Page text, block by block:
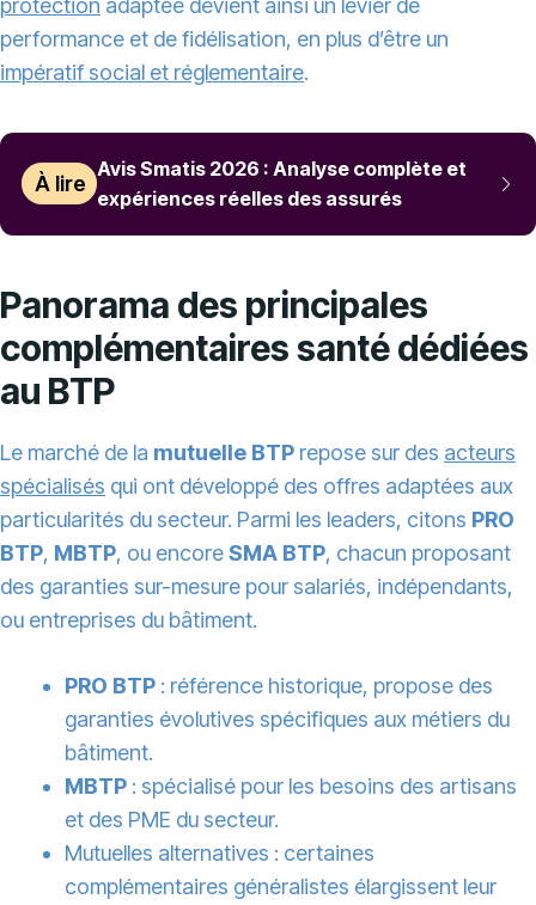
performance et de fidélisation, en plus d’être un
impératif social et réglementaire.
À lire
Avis Smatis 2026 : Analyse complète et
expériences réelles des assurés
Panorama des principales
complémentaires santé dédiées
au BTP
Le marché de la mutuelle BTP repose sur des acteurs
spécialisés qui ont développé des offres adaptées aux
particularités du secteur. Parmi les leaders, citons PRO
BTP, MBTP, ou encoreSMA BTP, chacun proposant
des garanties sur-mesure pour salariés, indépendants,
ou entreprises du bâtiment.
PRO BTP : référence historique, propose des
garanties évolutives spécifiques aux métiers du
bâtiment.
MBTP : spécialisé pour les besoins des artisans
et des PME du secteur.
Mutuelles alternatives : certaines
complémentaires généralistes élargissent leur